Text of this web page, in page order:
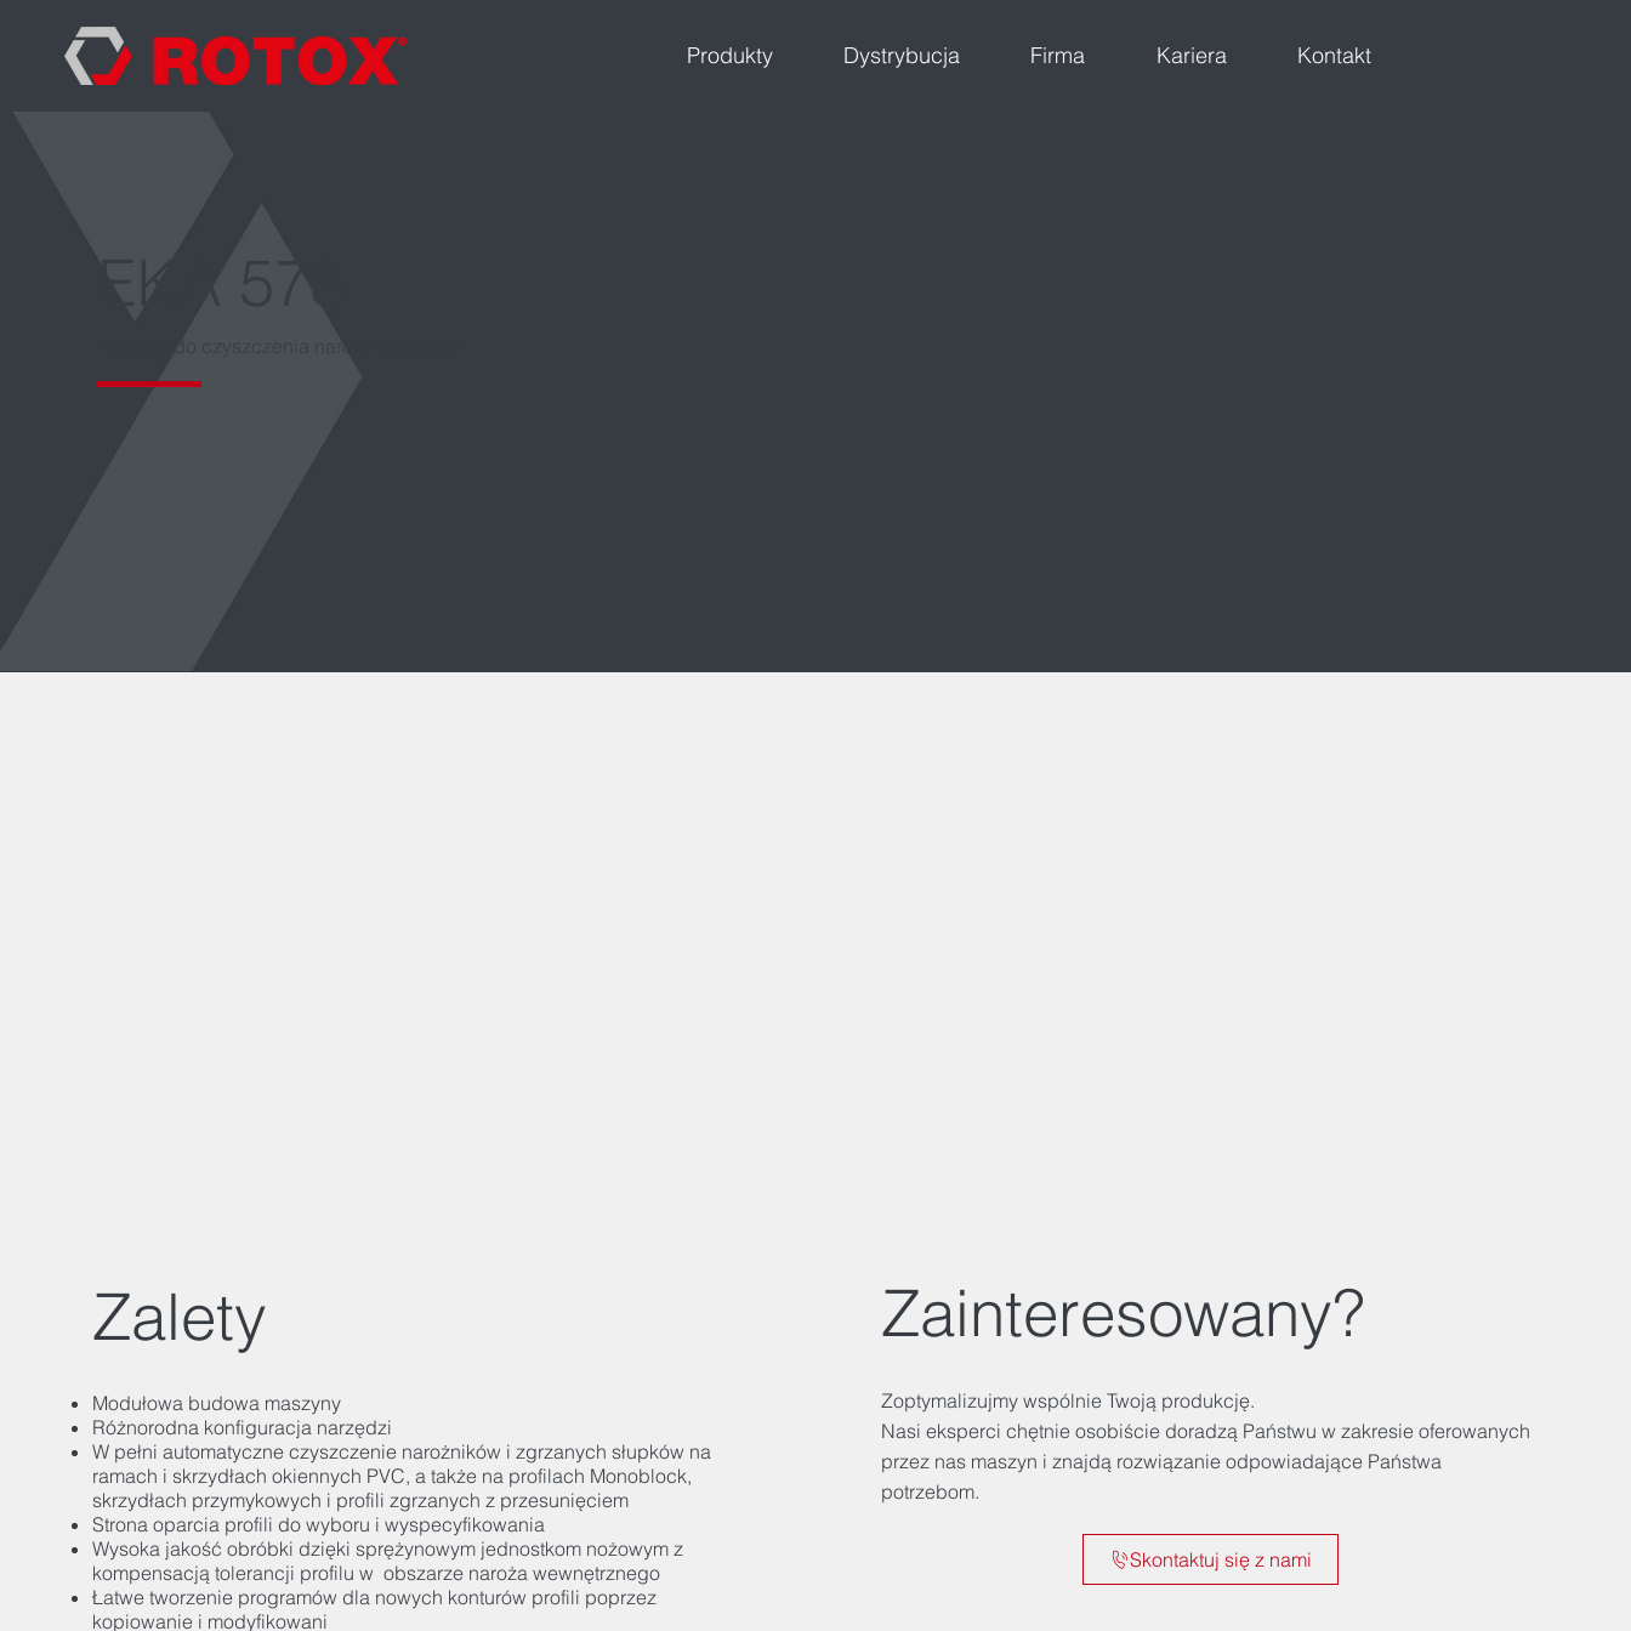
Produkty Dystrybucja Firma Kariera Kontakt
EKA 578
Automat do czyszczenia naroży i słupków
Zalety
Modułowa budowa maszyny
Różnorodna konfiguracja narzędzi
W pełni automatyczne czyszczenie narożników i zgrzanych słupków na
ramach i skrzydłach okiennych PVC, a także na profilach Monoblock,
skrzydłach przymykowych i profili zgrzanych z przesunięciem
Strona oparcia profili do wyboru i wyspecyfikowania
Wysoka jakość obróbki dzięki sprężynowym jednostkom nożowym z
kompensacją tolerancji profilu w obszarze naroża wewnętrznego
Łatwe tworzenie programów dla nowych konturów profili poprzez
kopiowanie i modyfikowani
Zainteresowany?
Zoptymalizujmy wspólnie Twoją produkcję.
Nasi eksperci chętnie osobiście doradzą Państwu w zakresie oferowanych
przez nas maszyn i znajdą rozwiązanie odpowiadające Państwa
potrzebom.
Skontaktuj się z nami